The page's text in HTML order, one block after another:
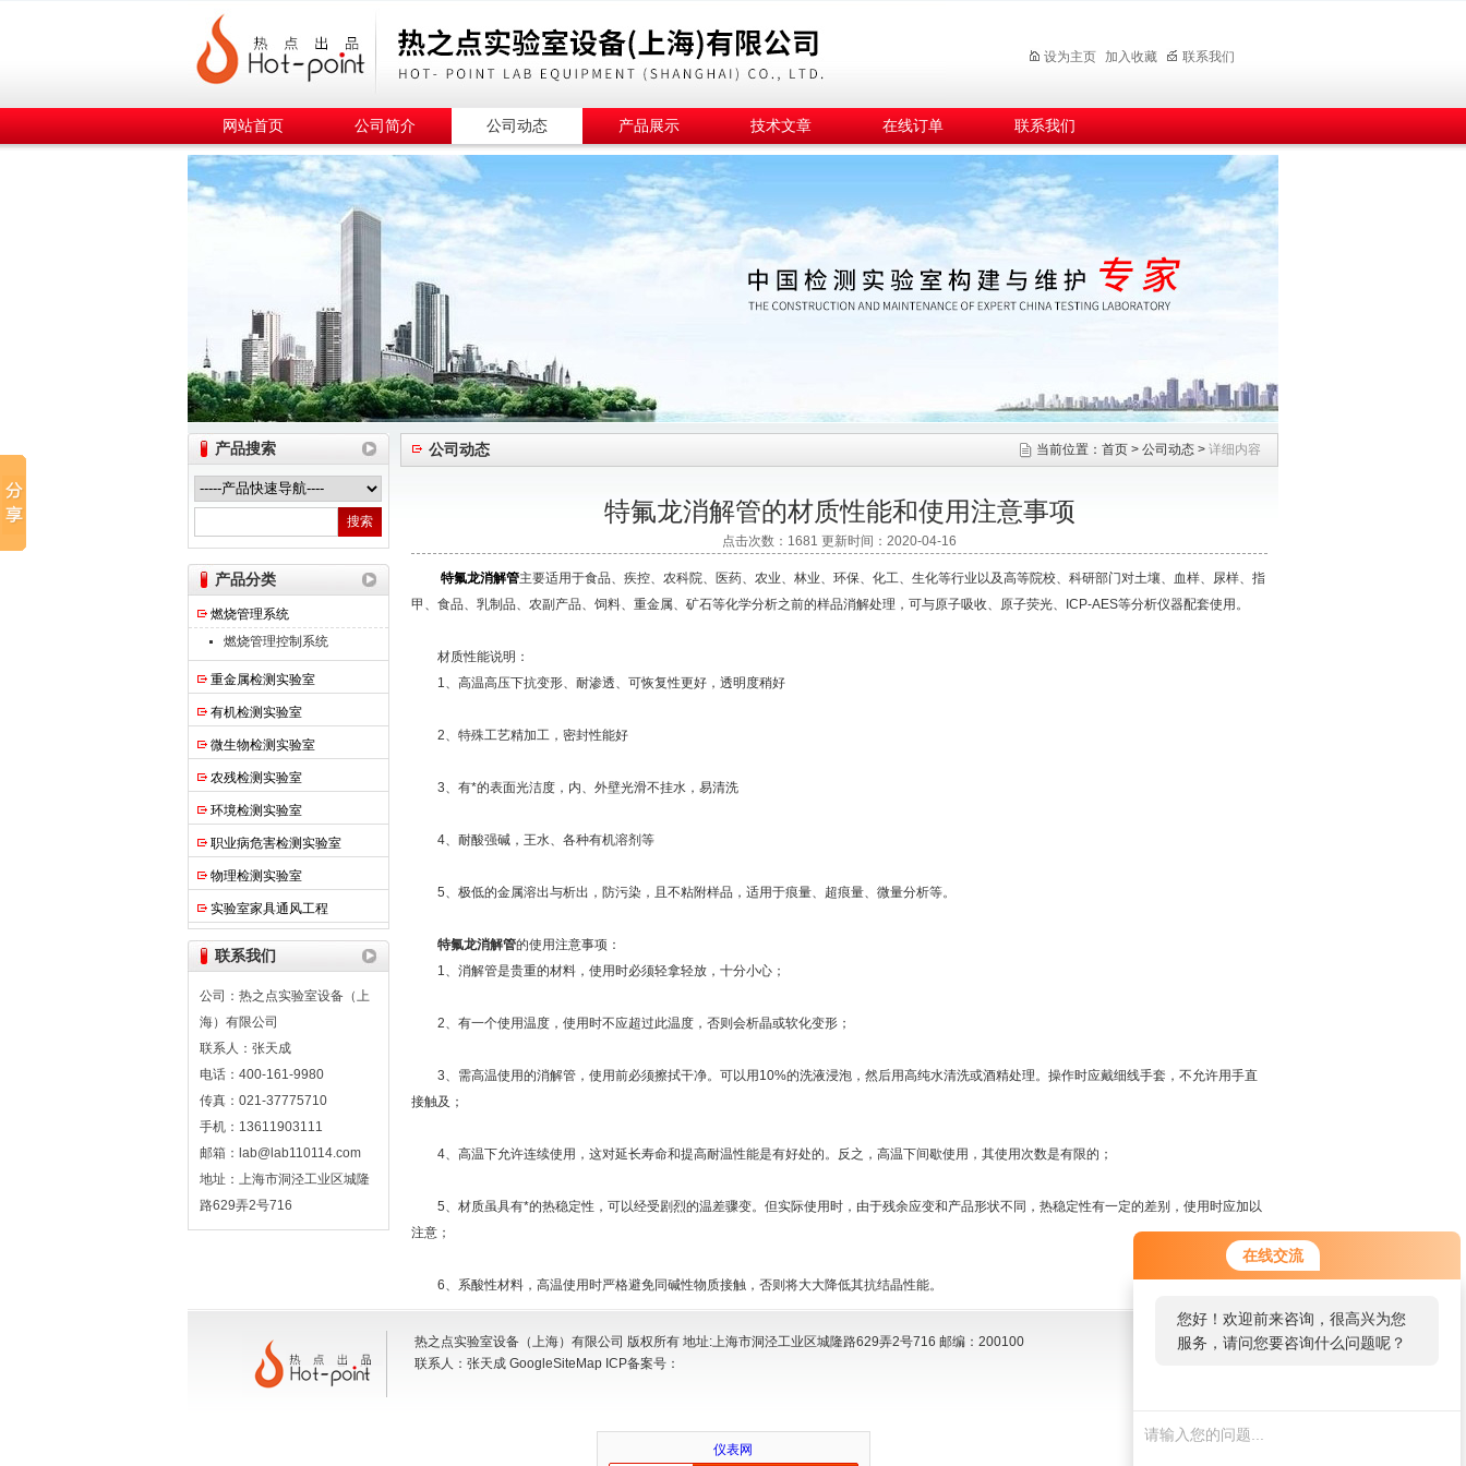
在线交流
您好！欢迎前来咨询，很高兴为您
服务，请问您要咨询什么问题呢？
热之点实验室设备（上海）有限公司
设为主页 加入收藏 联系我们
网站首页 公司简介 公司动态 产品展示 技术文章 在线订单 联系我们
产品搜索
产品分类
燃烧管理系统
燃烧管理控制系统
重金属检测实验室
有机检测实验室
微生物检测实验室
农残检测实验室
环境检测实验室
职业病危害检测实验室
物理检测实验室
实验室家具通风工程
联系我们
公司：热之点实验室设备（上
海）有限公司
联系人：张天成
电话：400-161-9980
传真：021-37775710
手机：13611903111
邮箱：lab@lab110114.com
地址：上海市洞泾工业区城隆
路629弄2号716
公司动态 当前位置： 首页 > 公司动态 > 详细内容
特氟龙消解管的材质性能和使用注意事项
点击次数：1681 更新时间：2020-04-16
特氟龙消解管主要适用于食品、疾控、农科院、医药、农业、林业、环保、化工、生化等行业以及高等院校、科研部门对土壤、血样、尿样、指
甲、食品、乳制品、农副产品、饲料、重金属、矿石等化学分析之前的样品消解处理，可与原子吸收、原子荧光、ICP-AES等分析仪器配套使用。
材质性能说明：
1、高温高压下抗变形、耐渗透、可恢复性更好，透明度稍好
2、特殊工艺精加工，密封性能好
3、有*的表面光洁度，内、外壁光滑不挂水，易清洗
4、耐酸强碱，王水、各种有机溶剂等
5、极低的金属溶出与析出，防污染，且不粘附样品，适用于痕量、超痕量、微量分析等。
特氟龙消解管的使用注意事项：
1、消解管是贵重的材料，使用时必须轻拿轻放，十分小心；
2、有一个使用温度，使用时不应超过此温度，否则会析晶或软化变形；
3、需高温使用的消解管，使用前必须擦拭干净。可以用10%的洗液浸泡，然后用高纯水清洗或酒精处理。操作时应戴细线手套，不允许用手直
接触及；
4、高温下允许连续使用，这对延长寿命和提高耐温性能是有好处的。反之，高温下间歇使用，其使用次数是有限的；
5、材质虽具有*的热稳定性，可以经受剧烈的温差骤变。但实际使用时，由于残余应变和产品形状不同，热稳定性有一定的差别，使用时应加以
注意；
6、系酸性材料，高温使用时严格避免同碱性物质接触，否则将大大降低其抗结晶性能。
热之点实验室设备（上海）有限公司 版权所有 地址:上海市洞泾工业区城隆路629弄2号716 邮编：200100
联系人：张天成 GoogleSiteMap ICP备案号：
仪表网